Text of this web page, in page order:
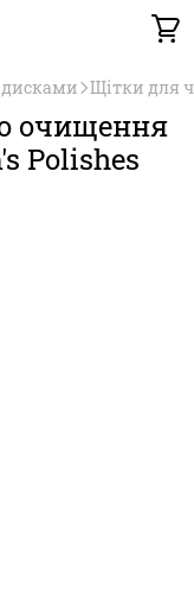
Щітки для
очищення
Polishes